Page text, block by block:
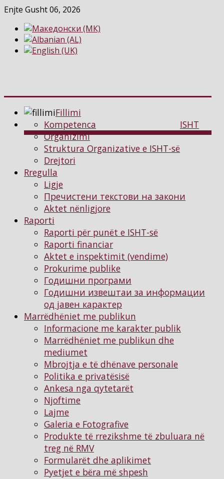
Enjte Gusht 06, 2026
Fillimi
ISHT
Kompetenca
Organizimi
Struktura Organizative e ISHT-së
Drejtori
Rregulla
Ligje
Пречистени текстови на закони
Aktet nënligjore
Raporti
Raporti për punët e ISHT-së
Raporti financiar
Aktet e inspektimit (vendime)
Prokurime publike
Годишни програми
Годишни извештаи за информации
од јавен карактер
Marrëdhëniet me publikun
Informacione me karakter publik
Marrëdhëniet me publikun dhe
mediumet
Mbrojtja e të dhënave personale
Politika e privatësisë
Ankesa nga qytetarët
Njoftimе
Lajme
Galeria e Fotografive
Produkte të rrezikshme të zbuluara në
treg në RMV
Formularët dhe aplikimet
Pyetjet e bëra më shpesh